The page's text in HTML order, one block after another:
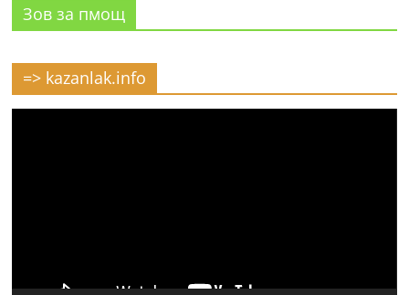
Зов за пмощ
=> kazanlak.info